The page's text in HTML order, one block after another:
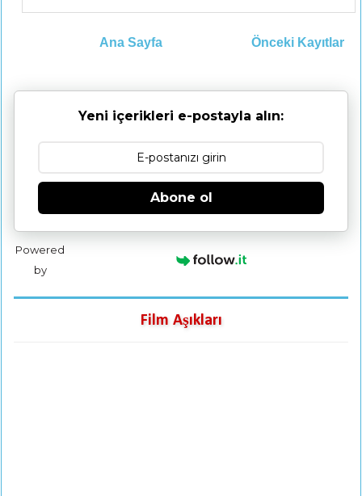
Önceki Kayıtlar
Ana Sayfa
Yeni içerikleri e-postayla alın:
Abone ol
Powered
by
Film Aşıkları